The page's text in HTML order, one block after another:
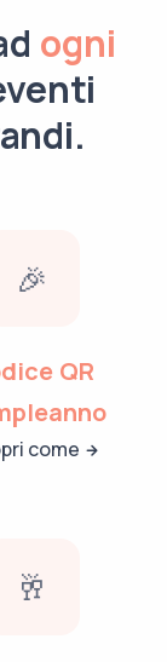
ogni
🎉
QR
come
🥂